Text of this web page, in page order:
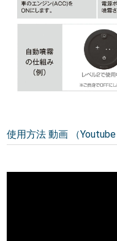
使用方法 動画 （